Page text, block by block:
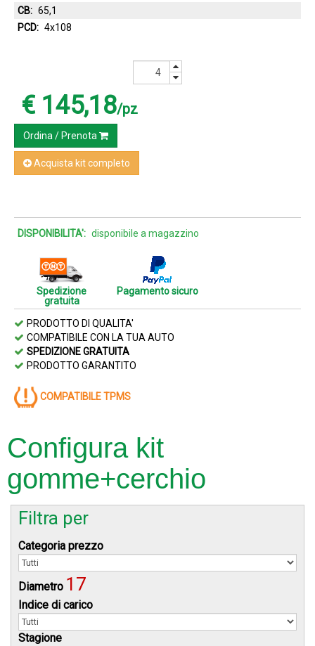
CB: 65,1
PCD: 4x108
€ 145,18/pz
Ordina / Prenota
Acquista kit completo
DISPONIBILITA': disponibile a magazzino
Spedizione
gratuita
Pagamento sicuro
PRODOTTO DI QUALITA'
COMPATIBILE CON LA TUA AUTO
SPEDIZIONE GRATUITA
PRODOTTO GARANTITO
COMPATIBILE TPMS
Configura kit
gomme+cerchio
Filtra per
Categoria prezzo
Diametro 17
Indice di carico
Stagione